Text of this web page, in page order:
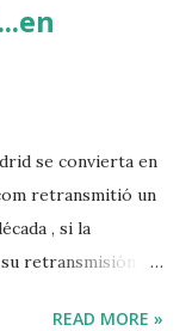
se convierta en
retransmitió un
, si la
retransmisión via
READ MORE »